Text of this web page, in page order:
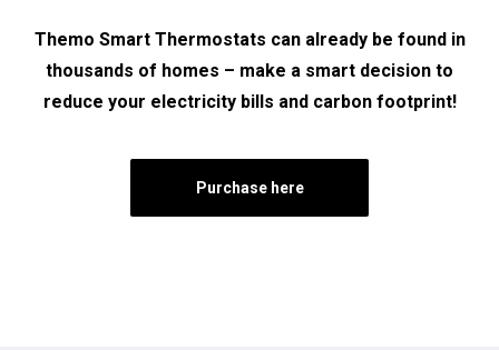
Themo Smart Thermostats can already be found in
thousands of homes – make a smart decision to
reduce your electricity bills and carbon footprint!
Purchase here